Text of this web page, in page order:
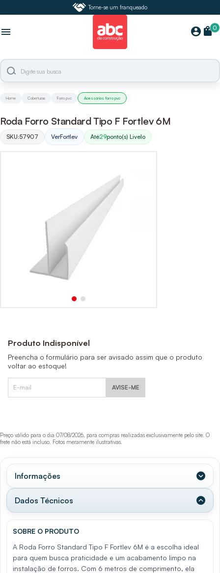
Torne-se um franqueado
menu account_circle 0
shopping_bag
Home Coberturas Forro pvc Acessórios forro pvc
Roda Forro Standard Tipo F Fortlev 6M
SKU:57907 VerFortlev Até29ponto(s) Livelo
Produto Indisponível
Preencha o formulário para ser avisado assim que o produto
voltar ao estoque!
AVISE-ME
Preço válido para o dia 07/08/2026, para compras realizadas exclusivamente pelo site. O
frete não está incluso. Fotos meramente ilustrativas.
Informações
Dados Técnicos
SOBRE O PRODUTO
A Roda Forro Standard Tipo F Fortlev 6M é a escolha ideal
para quem busca praticidade e um acabamento limpo na
instalação de forros. Com 6 metros de comprimento, ela